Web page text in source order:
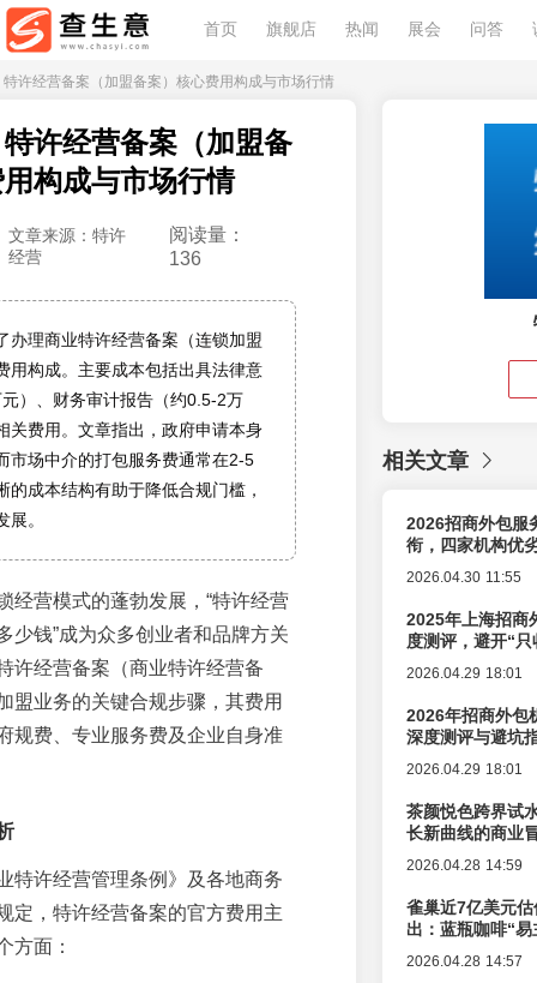
首页 旗舰店 热闻 展会 问答
许经营备案（加盟备案）核心费用构成与市场行情
许经营备案（加盟备
构成与市场行情
文章来源：特许
经营
阅读量：
136
办理商业特许经营备案（连锁加盟
用构成。主要成本包括出具法律意
）、财务审计报告（约0.5-2万
关费用。文章指出，政府申请本身
市场中介的打包服务费通常在2-5
的成本结构有助于降低合规门槛，
。
经营模式的蓬勃发展，“特许经营
少钱”成为众多创业者和品牌方关
许经营备案（商业特许经营备
盟业务的关键合规步骤，其费用
规费、专业服务费及企业自身准
特许经营管理条例》及各地商务
定，特许经营备案的官方费用主
方面：
相关文章
2026招商外包服
衔，四家机构优
2026.04.30 11:55
2025年上海招商
度测评，避开“
2026.04.29 18:01
2026年招商外包
深度测评与避坑
2026.04.29 18:01
茶颜悦色跨界试
长新曲线的商业
2026.04.28 14:59
雀巢近7亿美元
出：蓝瓶咖啡“
2026.04.28 14:57